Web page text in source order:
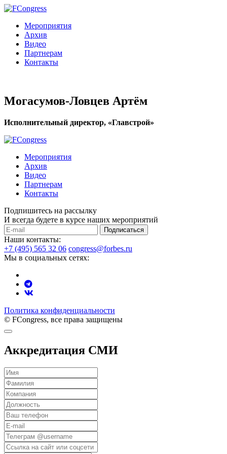
Мероприятия
Архив
Видео
Партнерам
Контакты
Могасумов-Ловцев Артём
Исполнительный директор, «Главстрой»
Мероприятия
Архив
Видео
Партнерам
Контакты
Подпишитесь на рассылку
И всегда будете в курсе наших мероприятий
Подписаться
Наши контакты:
+7 (495) 565 32 06 congress@forbes.ru
Мы в социальных сетях:
Политика конфиденциальности
© FCongress, все права защищены
Аккредитация СМИ